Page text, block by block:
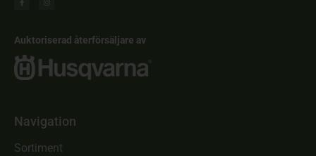
Auktoriserad återförsäljare av
Navigation
Sortiment